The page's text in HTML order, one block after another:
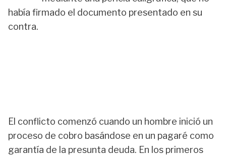
había firmado el documento presentado en su
contra.
El conflicto comenzó cuando un hombre inició un
proceso de cobro basándose en un pagaré como
garantía de la presunta deuda. En los primeros